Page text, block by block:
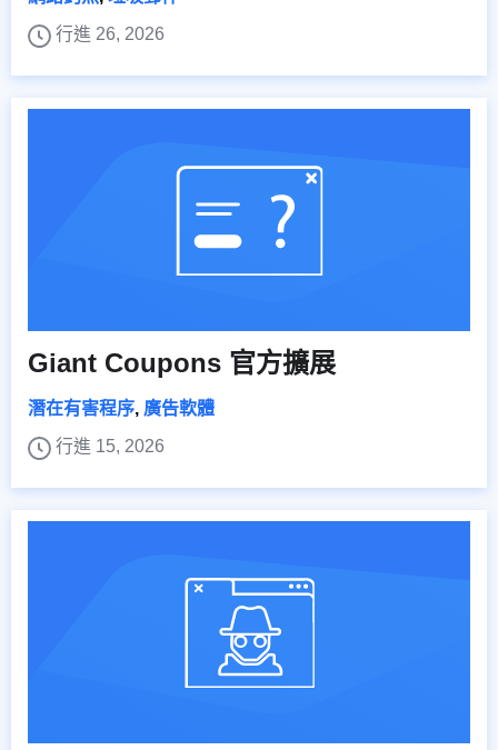
行進 26, 2026
Giant Coupons 官方擴展
潛在有害程序, 廣告軟體
行進 15, 2026